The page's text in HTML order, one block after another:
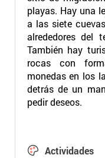
playas. Hay una
a las siete
alrededores del
También hay
rocas con
monedas en los
detrás de un
pedir deseos.
Actividades